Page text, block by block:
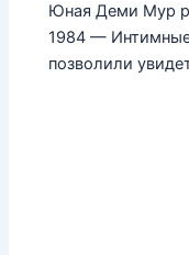
Юная Деми Мур
1984 —
позволили